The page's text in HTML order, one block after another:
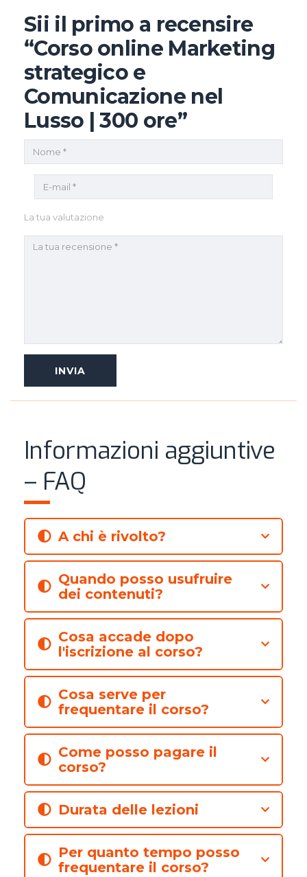
Sii il primo a recensire
“Corso online Marketing
strategico e
Comunicazione nel
Lusso | 300 ore”
La tua valutazione
Informazioni aggiuntive
– FAQ
A chi è rivolto?
Quando posso usufruire
dei contenuti?
Cosa accade dopo
l'iscrizione al corso?
Cosa serve per
frequentare il corso?
Come posso pagare il
corso?
Durata delle lezioni
Per quanto tempo posso
frequentare il corso?